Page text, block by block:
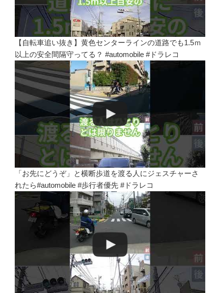
【自転車追い抜き】黄色センターラインの道路でも1.5ｍ
以上の安全間隔守ってる？ #automobile #ドラレコ
「お先にどうぞ」と横断歩道を渡る人にジェスチャーさ
れたら#automobile #歩行者優先 #ドラレコ